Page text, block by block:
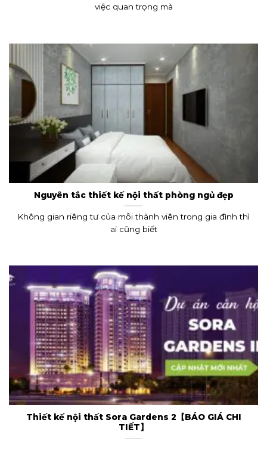
việc quan trọng mà
Nguyên tắc thiết kế nội thất phòng ngủ đẹp
Không gian riêng tư của mỗi thành viên trong gia đình thì
ai cũng biết
Thiết kế nội thất Sora Gardens 2【BÁO GIÁ CHI
TIẾT】